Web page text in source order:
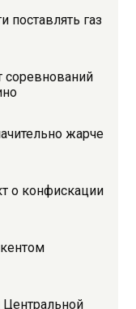
поставлять газ
соревнований
жарче
о конфискации